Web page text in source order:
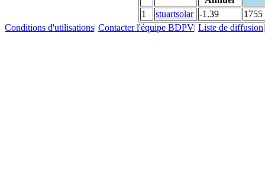
1
stuartsolar -1.39
1755
Conditions d'utilisations| Contacter l'équipe BDPV| Liste de diffusion